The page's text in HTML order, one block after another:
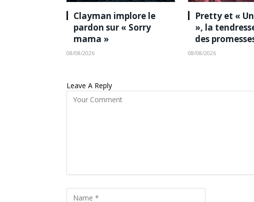
Clayman implore le
pardon sur « Sorry
mama »
08/08/2026
Pretty et «
», la
des
08/08/2026
Leave A Reply